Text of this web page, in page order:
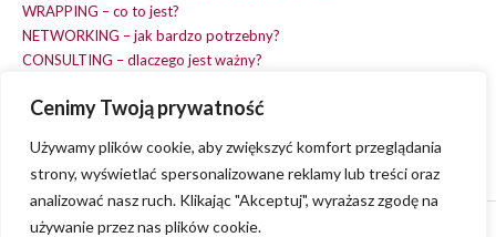
Cenimy Twoją prywatność
Używamy plików cookie, aby zwiększyć komfort przeglądania
strony, wyświetlać spersonalizowane reklamy lub treści oraz
analizować nasz ruch. Klikając "Akceptuj", wyrażasz zgodę na
używanie przez nas plików cookie.
WRAPPING – co to jest?
NETWORKING – jak bardzo potrzebny?
CONSULTING – dlaczego jest ważny?
EARNING – jak zarobić na dobrym pomyśle?